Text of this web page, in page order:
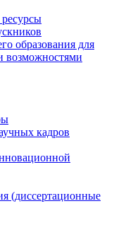
образования для
возможностями
кадров
(диссертационные